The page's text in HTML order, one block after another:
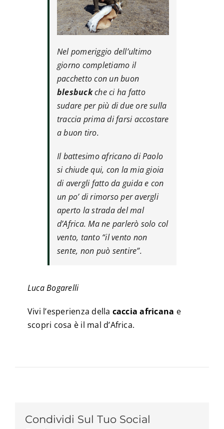
Nel pomeriggio dell’ultimo
giorno completiamo il
pacchetto con un buon
blesbuckche ci ha fatto
sudare per più di due ore sulla
traccia prima di farsi accostare
a buon tiro.
Il battesimo africano di Paolo
si chiude qui, con la mia gioia
di avergli fatto da guida e con
un po’ di rimorso per avergli
aperto la strada del mal
d’Africa. Ma ne parlerò solo col
vento, tanto “il vento non
sente, non può sentire”.
Luca Bogarelli
Vivi l’esperienza della caccia africana e
scopri cosa è il mal d’Africa.
Condividi Sul Tuo Social